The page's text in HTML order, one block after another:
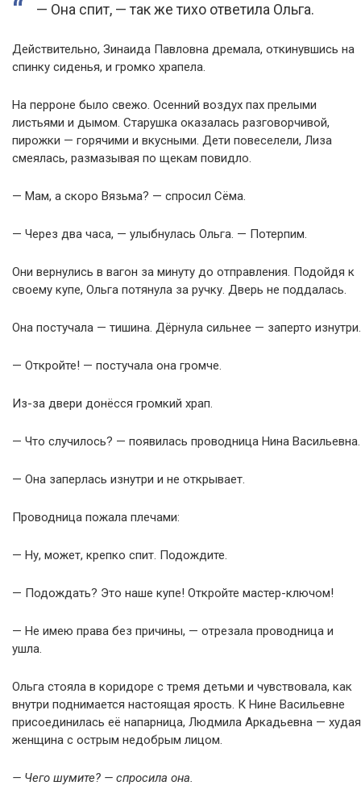
— Она спит, — так же тихо ответила Ольга.
Действительно, Зинаида Павловна дремала, откинувшись на
спинку сиденья, и громко храпела.
На перроне было свежо. Осенний воздух пах прелыми
листьями и дымом. Старушка оказалась разговорчивой,
пирожки — горячими и вкусными. Дети повеселели, Лиза
смеялась, размазывая по щекам повидло.
— Мам, а скоро Вязьма? — спросил Сёма.
— Через два часа, — улыбнулась Ольга. — Потерпим.
Они вернулись в вагон за минуту до отправления. Подойдя к
своему купе, Ольга потянула за ручку. Дверь не поддалась.
Она постучала — тишина. Дёрнула сильнее — заперто изнутри.
— Откройте! — постучала она громче.
Из-за двери донёсся громкий храп.
— Что случилось? — появилась проводница Нина Васильевна.
— Она заперлась изнутри и не открывает.
Проводница пожала плечами:
— Ну, может, крепко спит. Подождите.
— Подождать? Это наше купе! Откройте мастер-ключом!
— Не имею права без причины, — отрезала проводница и
ушла.
Ольга стояла в коридоре с тремя детьми и чувствовала, как
внутри поднимается настоящая ярость. К Нине Васильевне
присоединилась её напарница, Людмила Аркадьевна — худая
женщина с острым недобрым лицом.
— Чего шумите? — спросила она.